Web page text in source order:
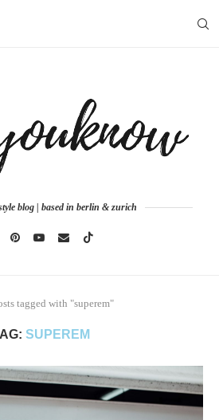
blog | based in berlin & zurich
tagged with "superem"
SUPEREM